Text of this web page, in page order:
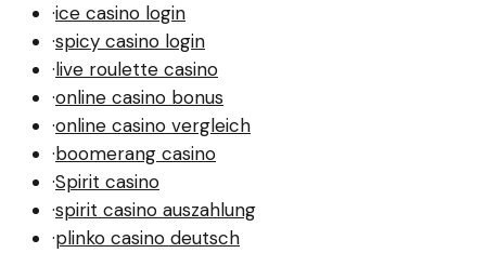
·ice casino login
·spicy casino login
·live roulette casino
·online casino bonus
·online casino vergleich
·boomerang casino
·Spirit casino
·spirit casino auszahlung
·plinko casino deutsch